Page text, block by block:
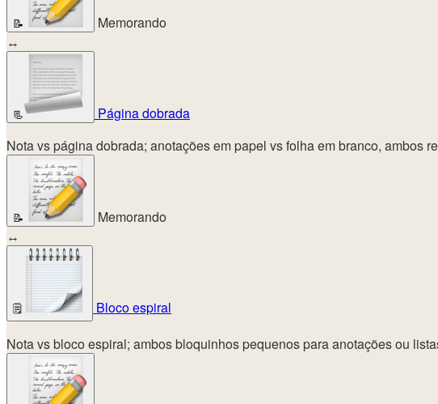
📝
Memorando
↔
📃
Página dobrada
Nota vs página dobrada; anotações em papel vs folha em branco, ambos
📝
Memorando
↔
🗒️
Bloco espiral
Nota vs bloco espiral; ambos bloquinhos pequenos para anotações ou